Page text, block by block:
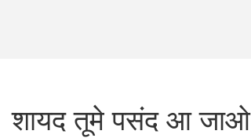
शायद तूमे पसंद आ जाओ